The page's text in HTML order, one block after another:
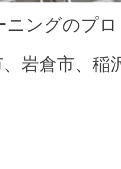
ニングのプロ
岩倉市、